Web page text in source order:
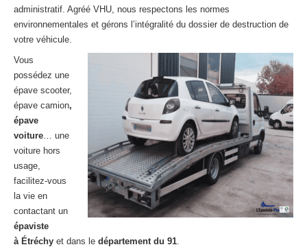
Tousles secteurs
CENTREVHU AGRÉE
Centre agréé VHU Paris 75 : casse auto avec destruction
Centre agréé VHU 77 : casse auto avec destruction
agréé VHU 78 : casse auto avec destruction
Centre agréé VHU 91 : casse auto avec destruction
Centre agréé VHU 92 : casse auto avec destruction
Centre agréé VHU 93 : casse auto avec destruction
Centreagréé VHU 94 : casse auto avec destruction
administratif. Agréé VHU, nous respectons les normes
environnementales et gérons l’intégralité du dossier de destruction de
votre véhicule.
Vous
possédez une
épave scooter,
épave camion,
épave
voiture… une
voiture hors
usage,
facilitez-vous
la vie en
contactant un
épaviste
à Étréchy et dans le département du 91.